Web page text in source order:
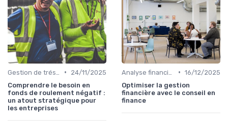
•
24/11/2025
Comprendre le besoin en
fonds de roulement négatif :
un atout stratégique pour
les entreprises
• 16/12/2025
Optimiser la gestion
financière avec le conseil en
finance